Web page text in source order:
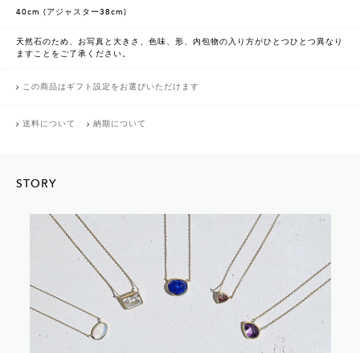
40cm (アジャスター38cm)
天然石のため、お写真と大きさ、色味、形、内包物の入り方がひとつひとつ異なり
ますことをご了承ください。
この商品はギフト設定をお選びいただけます
送料について 納期について
STORY